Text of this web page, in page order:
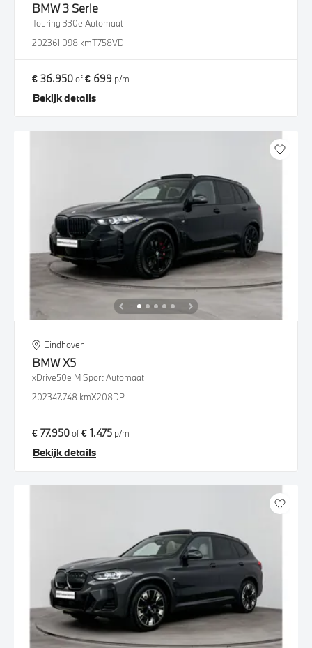
BMW3 Serie
Touring 330e Automaat
202361.098 kmT758VD
€ 36.950of€ 699 p/m
Bekijk details
Eindhoven
BMWX5
xDrive50e M Sport Automaat
202347.748 kmX208DP
€ 77.950of€ 1.475 p/m
Bekijk details